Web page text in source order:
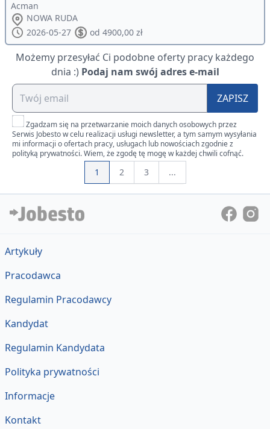
Acman
NOWA RUDA
2026-05-27
od 4900,00 zł
Możemy przesyłać Ci podobne oferty pracy każdego
dnia :) Podaj nam swój adres e-mail
ZAPISZ
Zgadzam się na przetwarzanie moich danych osobowych przez
Serwis Jobesto w celu realizacji usługi newsletter, a tym samym wysyłania
mi informacji o ofertach pracy, usługach lub nowościach zgodnie z
polityką prywatności. Wiem, że zgodę tę mogę w każdej chwili cofnąć.
1 2 3 ...
Artykuły
Pracodawca
Regulamin Pracodawcy
Kandydat
Regulamin Kandydata
Polityka prywatności
Informacje
Kontakt